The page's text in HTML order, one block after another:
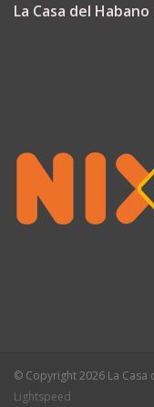
La Casa del
© Copyright 2026 La
Lightspeed